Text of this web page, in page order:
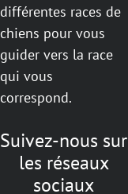
différentes races de
chiens pour vous
guider vers la race
qui vous
correspond.
Suivez-nous sur
les réseaux
sociaux